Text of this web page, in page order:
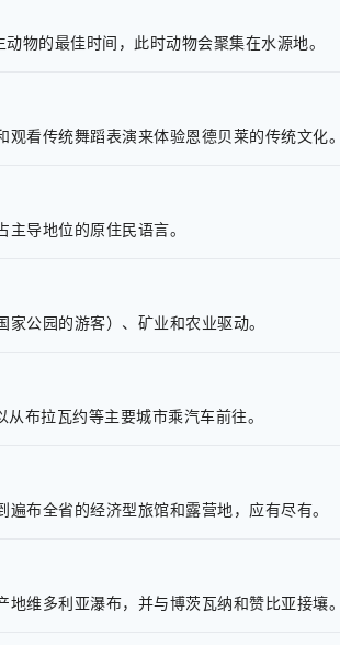
物的最佳时间，此时动物会聚集在水源地。
看传统舞蹈表演来体验恩德贝莱的传统文化
导地位的原住民语言。
公园的游客）、矿业和农业驱动。
布拉瓦约等主要城市乘汽车前往。
布全省的经济型旅馆和露营地，应有尽有。
维多利亚瀑布，并与博茨瓦纳和赞比亚接壤